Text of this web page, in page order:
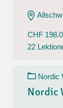
CHF
22
Nordic
Nordic